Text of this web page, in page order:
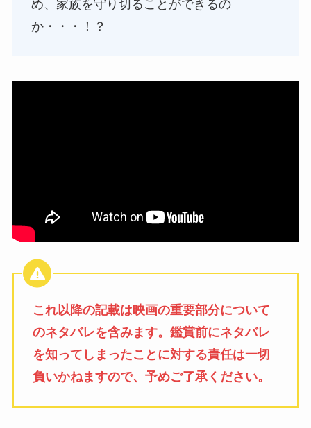
め、家族を守り切ることができるの
か・・・！？
これ以降の記載は映画の重要部分について
のネタバレを含みます。鑑賞前にネタバレ
を知ってしまったことに対する責任は一切
負いかねますので、予めご了承ください。